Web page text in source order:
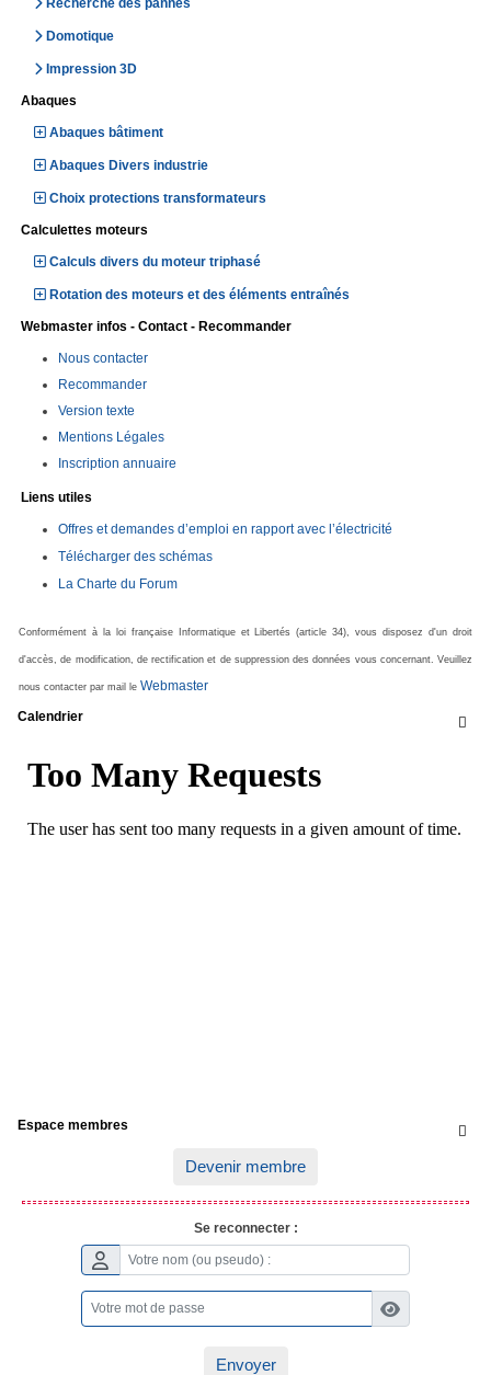
Recherche des pannes
Domotique
Impression 3D
Abaques
Abaques bâtiment
Abaques Divers industrie
Choix protections transformateurs
Calculettes moteurs
Calculs divers du moteur triphasé
Rotation des moteurs et des éléments entraînés
Webmaster infos - Contact - Recommander
Nous contacter
Recommander
Version texte
Mentions Légales
Inscription annuaire
Liens utiles
Offres et demandes d’emploi en rapport avec l’électricité
Télécharger des schémas
La Charte du Forum
Conformément à la loi française Informatique et Libertés (article 34), vous disposez d'un droit
d'accès, de modification, de rectification et de suppression des données vous concernant. Veuillez
nous contacter par mail le Webmaster

Calendrier

Espace membres
Devenir membre
Se reconnecter :
Envoyer